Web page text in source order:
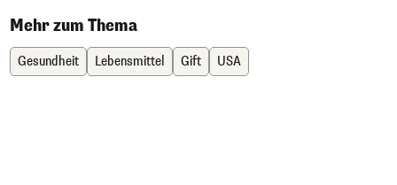
Mehr zum Thema
Gesundheit Lebensmittel Gift USA